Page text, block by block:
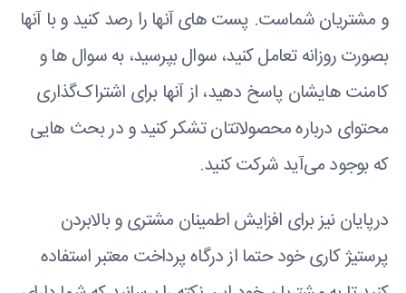
و مشتریان شماست. پست های آنها را رصد کنید و با آنها
بصورت روزانه تعامل کنید، سوال بپرسید، به سوال ها و
کامنت هایشان پاسخ دهید، از آنها برای اشتراک‌گذاری
محتوای درباره محصولاتتان تشکر کنید و در بحث هایی
که بوجود می‌آید شرکت کنید.
درپایان نیز برای افزایش اطمینان مشتری و بالابردن
پرستیژ کاری خود حتما از درگاه پرداخت معتبر استفاده